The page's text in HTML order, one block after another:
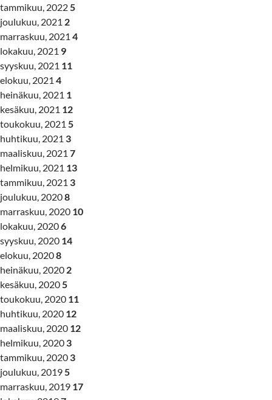
tammikuu, 20225
joulukuu, 2021 2
marraskuu, 2021 4
lokakuu, 2021 9
syyskuu, 2021 11
elokuu, 2021 4
heinäkuu, 2021 1
kesäkuu, 2021 12
toukokuu, 2021 5
huhtikuu, 2021 3
maaliskuu, 2021 7
helmikuu, 2021 13
tammikuu, 2021 3
joulukuu, 20208
marraskuu, 2020 10
lokakuu, 20206
syyskuu, 2020 14
elokuu, 20208
heinäkuu, 2020 2
kesäkuu, 20205
toukokuu, 2020 11
huhtikuu, 2020 12
maaliskuu, 2020 12
helmikuu, 2020 3
tammikuu, 2020 3
joulukuu, 20195
marraskuu, 2019 17